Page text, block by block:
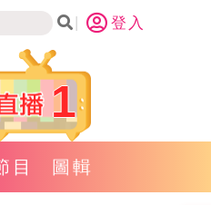
登入
1
目 圖輯